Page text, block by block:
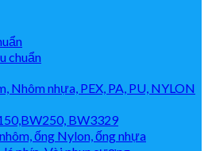
chuẩn
Nhôm nhựa, PEX, PA, PU, NYLON
BW3329
ống Nylon, ống nhựa